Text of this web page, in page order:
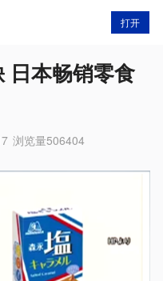
打开
日本畅销零食
浏览量506404